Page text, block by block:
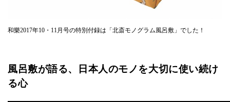
和樂2017年10・11月号の特別付録は「北斎モノグラム風呂敷」でした！
風呂敷が語る、日本人のモノを大切に使い続け
る心